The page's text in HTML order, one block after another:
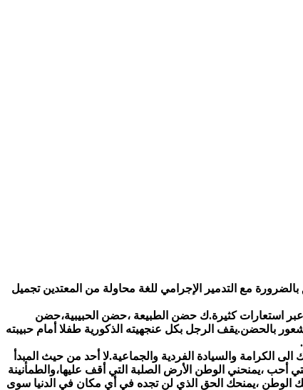
مع التدمير الإجرامي للغة محاولة من المعتدين تجميل
استعارات كثيرة.ك حضن الطبيعة ،حضن الحبيبية،حضن
بالحضن.يقف الرجل بكل عنجهيته الذكورية طفلا أمام حبيبته
الكرامة والسيادة الفردية والجماعية.لا أحد من حيث المبدأ
،يمنحني الوطن الأرض الصلبة التي أقف عليها،والطمأنينة
الوطن ،يمنحك الحق الذي لن تجده في أي مكان في الدنيا سوى